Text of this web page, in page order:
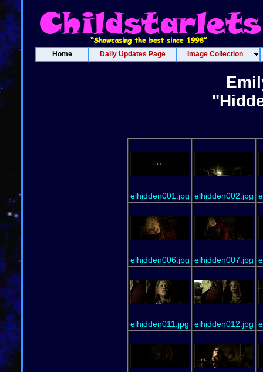
Home Daily Updates Page Image Collection
elhidden001.jpg elhidden002.jpg
elhidden006.jpg elhidden007.jpg
elhidden011.jpg elhidden012.jpg